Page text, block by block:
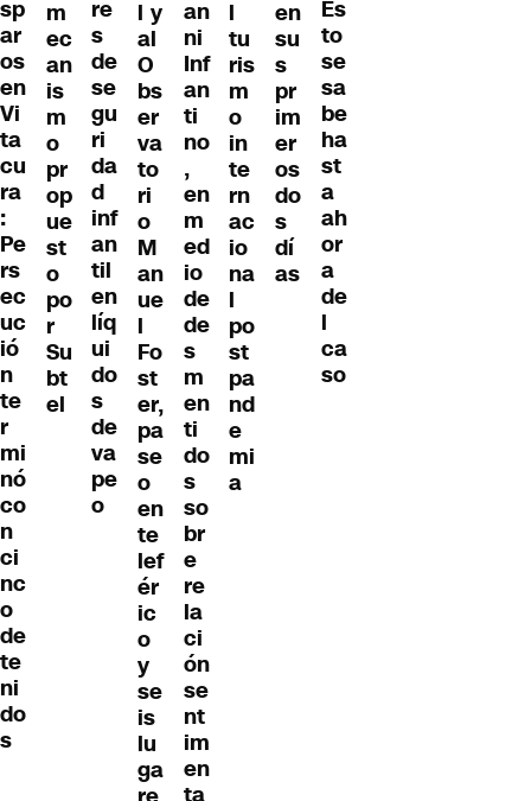
sp
ar
os
en
Vi
ta
cu
ra
:
Pe
rs
ec
uc
ió
n
te
r
mi
nó
co
n
ci
nc
o
de
te
ni
do
s
m
ec
an
is
m
o
pr
op
ue
st
o
po
r
Su
bt
el
re
s
de
se
gu
ri
da
d
inf
an
til
en
líq
ui
do
s
de
va
pe
o
l y
al
O
bs
er
va
to
ri
o
M
an
ue
l
Fo
st
er,
pa
se
o
en
te
lef
ér
ic
o
y
se
is
lu
ga
an
ni
Inf
an
ti
no
,
en
m
ed
io
de
de
s
m
en
ti
do
s
so
br
e
re
la
ci
ón
se
nt
im
en
ta
l
tu
ris
m
o
in
te
rn
ac
io
na
l
po
st
pa
nd
e
mi
a
en
su
s
pr
im
er
os
do
s
dí
as
Es
to
se
sa
be
ha
st
a
ah
or
a
de
l
ca
so